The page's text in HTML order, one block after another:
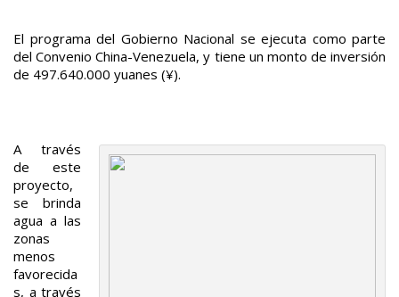
El programa del Gobierno Nacional se ejecuta como parte
del Convenio China-Venezuela, y tiene un monto de inversión
de 497.640.000 yuanes (¥).
A través
de este
proyecto,
se brinda
agua a las
zonas
menos
favorecida
s, a través